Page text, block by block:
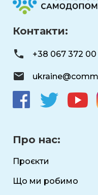
Контакти:
+38 067 372 00
Про нас:
Проєкти
Що ми робимо